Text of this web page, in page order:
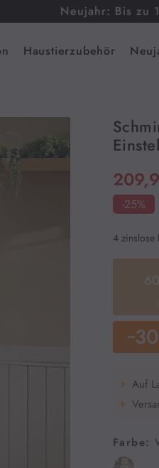
Bis zu 130€ Rabatt
Haustierzubehör
-25%
4 zinslose
Auf
Farbe: